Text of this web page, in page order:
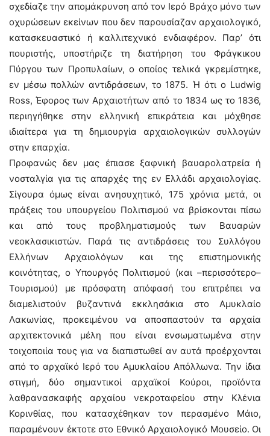
σχεδίαζε την απομάκρυνση από τον Ιερό Βράχο μόνο των
οχυρώσεων εκείνων που δεν παρουσίαζαν αρχαιολογικό,
κατασκευαστικό ή καλλιτεχνικό ενδιαφέρον. Παρ’ ότι
πουριστής, υποστήριζε τη διατήρηση του Φράγκικου
Πύργου των Προπυλαίων, ο οποίος τελικά γκρεμίστηκε,
εν μέσω πολλών αντιδράσεων, το 1875. Ή ότι ο Ludwig
Ross, Έφορος των Αρχαιοτήτων από το 1834 ως το 1836,
περιηγήθηκε στην ελληνική επικράτεια και μόχθησε
ιδιαίτερα για τη δημιουργία αρχαιολογικών συλλογών
στην επαρχία.
Προφανώς δεν μας έπιασε ξαφνική βαυαρολατρεία ή
νοσταλγία για τις απαρχές της εν Ελλάδι αρχαιολογίας.
Σίγουρα όμως είναι ανησυχητικό, 175 χρόνια μετά, οι
πράξεις του υπουργείου Πολιτισμού να βρίσκονται πίσω
και από τους προβληματισμούς των Βαυαρών
νεοκλασικιστών. Παρά τις αντιδράσεις του Συλλόγου
Ελλήνων Αρχαιολόγων και της επιστημονικής
κοινότητας, ο Υπουργός Πολιτισμού (και –περισσότερο–
Τουρισμού) με πρόσφατη απόφασή του επιτρέπει να
διαμελιστούν βυζαντινά εκκλησάκια στο Αμυκλαίο
Λακωνίας, προκειμένου να αποσπαστούν τα αρχαία
αρχιτεκτονικά μέλη που είναι ενσωματωμένα στην
τοιχοποιία τους για να διαπιστωθεί αν αυτά προέρχονται
από το αρχαϊκό Ιερό του Αμυκλαίου Απόλλωνα. Την ίδια
στιγμή, δύο σημαντικοί αρχαϊκοί Κούροι, προϊόντα
λαθρανασκαφής αρχαίου νεκροταφείου στην Κλένια
Κορινθίας, που κατασχέθηκαν τον περασμένο Μάιο,
παραμένουν έκτοτε στο Εθνικό Αρχαιολογικό Μουσείο. Οι